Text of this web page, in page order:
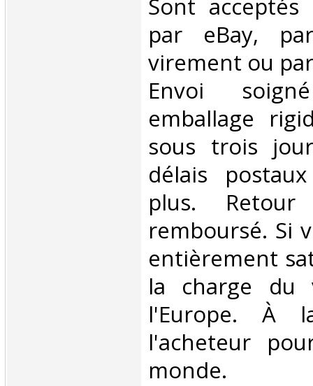
Sont
par eBay,
virement ou
Envoi
emballage
sous trois
délais
plus.
remboursé. Si
entièrement
la charge du
l'Europe. À
l'acheteur
monde.‎